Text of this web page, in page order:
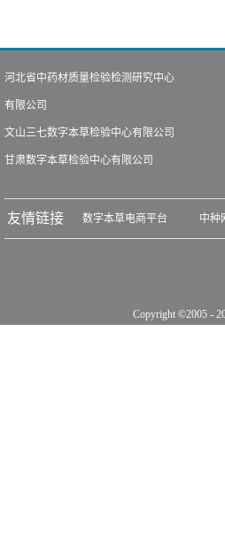
河北省中药材质量检验检测研究中心
有限公司
文山三七数字本草检验中心有限公司
甘肃数字本草检验中心有限公司
友情链接 数字本草电商平台 中种
Copyright ©2005 -